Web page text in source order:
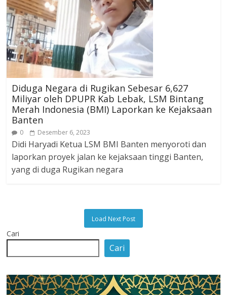
Diduga Negara di Rugikan Sebesar 6,627
Miliyar oleh DPUPR Kab Lebak, LSM Bintang
Merah Indonesia (BMI) Laporkan ke Kejaksaan
Banten
0 Desember 6, 2023
Didi Haryadi Ketua LSM BMI Banten menyoroti dan
laporkan proyek jalan ke kejaksaan tinggi Banten,
yang di duga Rugikan negara
Load Next Post
Cari
Cari